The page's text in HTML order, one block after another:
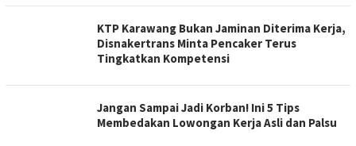
KTP Karawang Bukan Jaminan Diterima Kerja,
Disnakertrans Minta Pencaker Terus
Tingkatkan Kompetensi
Jangan Sampai Jadi Korban! Ini 5 Tips
Membedakan Lowongan Kerja Asli dan Palsu